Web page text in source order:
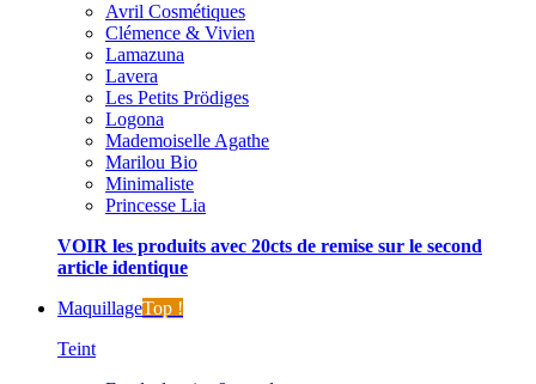
Avril Cosmétiques
Clémence & Vivien
Lamazuna
Lavera
Les Petits Prödiges
Logona
Mademoiselle Agathe
Marilou Bio
Minimaliste
Princesse Lia
VOIR les produits avec 20cts de remise sur le second
article identique
MaquillageTop !
Teint